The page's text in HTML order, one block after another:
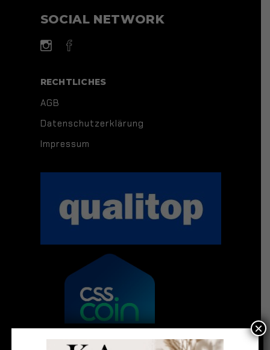
SOCIAL NETWORK
RECHTLICHES
AGB
Datenschutzerklärung
Impressum
×